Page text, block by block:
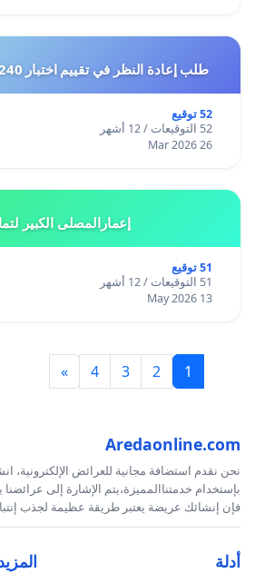
طلب إعادة النظر في تقييم اختبار MAT240 ومنح Bonus
52 توقيع
52 التوقيعات / 12 أشهر
26 Mar 2026
إعمارالمصلى الكبير
51 توقيع
51 التوقيعات / 12 أشهر
13 May 2026
1
2
3
4
»
Aredaonline.com
نحن نقدم استضافة مجانية للعرائض الإلكترونية،
بإستخدام خدمتناالمميزة،يتم الإشارة إلى عرائضنا
فإن إنشائك عريضة يعتبر طريقة عظيمة لجذب
أدلة